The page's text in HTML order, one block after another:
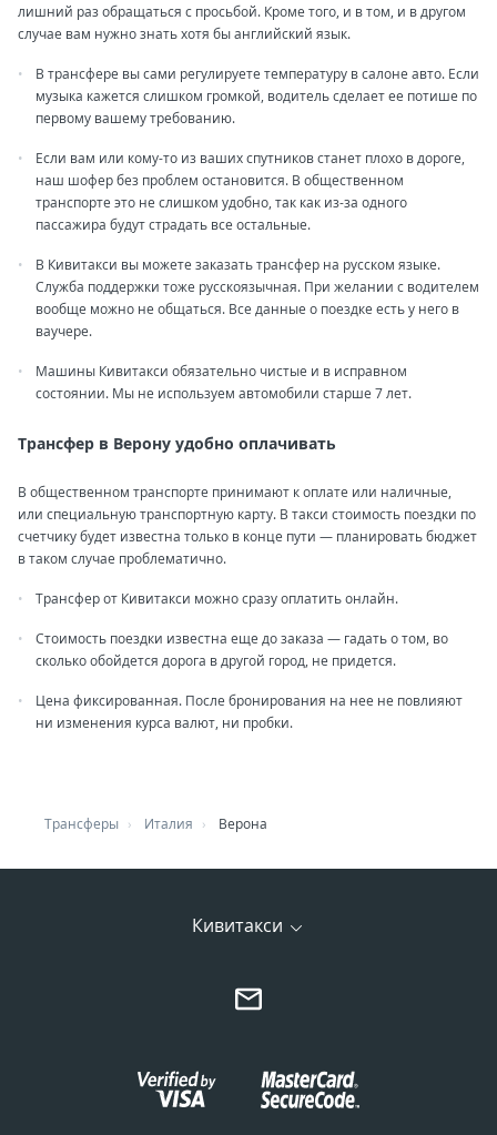
лишний раз обращаться с просьбой. Кроме того, и в том, и в другом
случае вам нужно знать хотя бы английский язык.
В трансфере вы сами регулируете температуру в салоне авто. Если
музыка кажется слишком громкой, водитель сделает ее потише по
первому вашему требованию.
Если вам или кому-то из ваших спутников станет плохо в дороге,
наш шофер без проблем остановится. В общественном
транспорте это не слишком удобно, так как из-за одного
пассажира будут страдать все остальные.
В Кивитакси вы можете заказать трансфер на русском языке.
Служба поддержки тоже русскоязычная. При желании с водителем
вообще можно не общаться. Все данные о поездке есть у него в
ваучере.
Машины Кивитакси обязательно чистые и в исправном
состоянии. Мы не используем автомобили старше 7 лет.
Трансфер в Верону удобно оплачивать
В общественном транспорте принимают к оплате или наличные,
или специальную транспортную карту. В такси стоимость поездки по
счетчику будет известна только в конце пути — планировать бюджет
в таком случае проблематично.
Трансфер от Кивитакси можно сразу оплатить онлайн.
Стоимость поездки известна еще до заказа — гадать о том, во
сколько обойдется дорога в другой город, не придется.
Цена фиксированная. После бронирования на нее не повлияют
ни изменения курса валют, ни пробки.
Трансферы Италия Верона
Кивитакси